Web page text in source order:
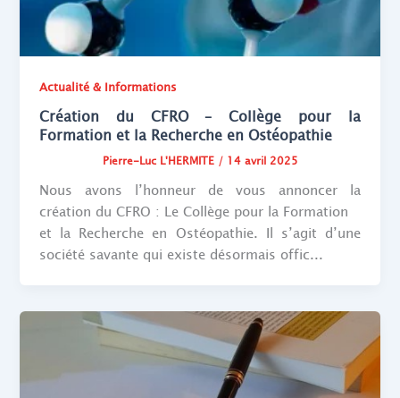
Actualité & Informations
Création du CFRO – Collège pour la
Formation et la Recherche en Ostéopathie
Pierre-Luc L'HERMITE/ 14 avril 2025
Nous avons l’honneur de vous annoncer la
création du CFRO : Le Collège pour la Formation
et la Recherche en Ostéopathie. Il s’agit d’une
société savante qui existe désormais offic...